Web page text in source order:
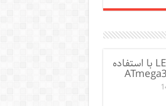
مدار دیمر پاور LED با استفاده